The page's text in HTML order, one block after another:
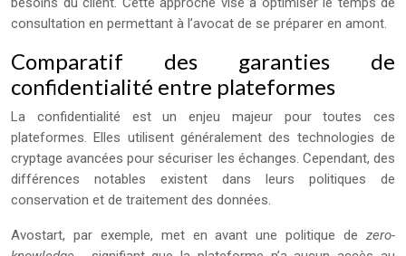
consultation en permettant à l’avocat de se préparer en amont.
Comparatif des garanties de
confidentialité entre plateformes
La confidentialité est un enjeu majeur pour toutes ces
plateformes. Elles utilisent généralement des technologies de
cryptage avancées pour sécuriser les échanges. Cependant, des
différences notables existent dans leurs politiques de
conservation et de traitement des données.
Avostart, par exemple, met en avant une politique de zero-